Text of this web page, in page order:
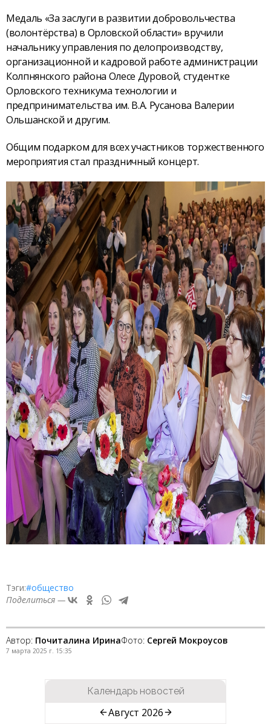
Медаль «За заслуги в развитии добровольчества
(волонтёрства) в Орловской области» вручили
начальнику управления по делопроизводству,
организационной и кадровой работе администрации
Колпнянского района Олесе Дуровой, студентке
Орловского техникума технологии и
предпринимательства им. В.А. Русанова Валерии
Ольшанской и другим.
Общим подарком для всех участников торжественного
мероприятия стал праздничный концерт.
Тэги:#общество
Поделиться —
Автор: Почиталина ИринаФото: Сергей Мокроусов
7 марта 2025 г. 15:35
Календарь новостей
Август 2026